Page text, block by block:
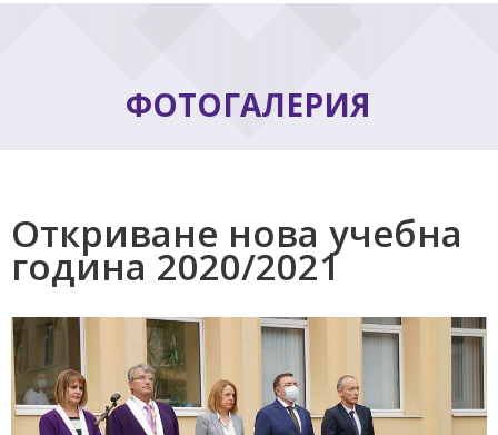
ФОТОГАЛЕРИЯ
Откриване нова учебна
година 2020/2021